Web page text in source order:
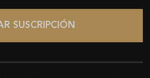
SUSCRIPCIÓN